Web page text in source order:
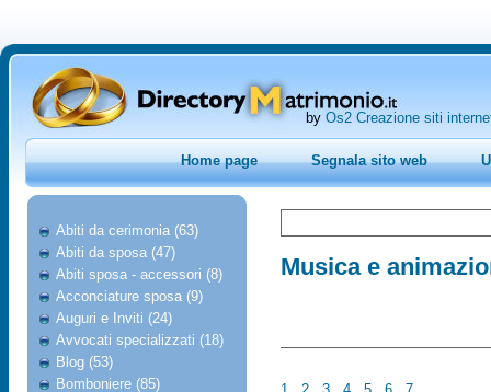
by Os2 Creazione siti
Home page Segnala sito web
Abiti da cerimonia (63)
Abiti da sposa (47)
Abiti sposa - accessori (8)
Acconciature sposa (9)
Auguri e Inviti (24)
Avvocati specializzati (18)
Blog (53)
Bomboniere (85)
Musica e